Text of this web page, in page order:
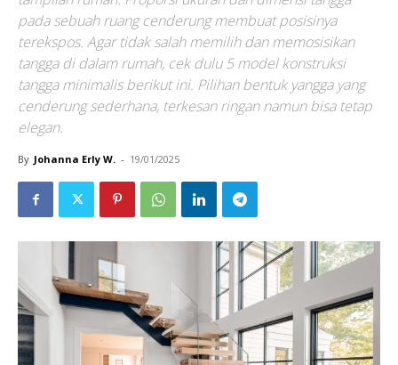
pada sebuah ruang cenderung membuat posisinya
terekspos. Agar tidak salah memilih dan memosisikan
tangga di dalam rumah, cek dulu 5 model konstruksi
tangga minimalis berikut ini. Pilihan bentuk yangga yang
cenderung sederhana, terkesan ringan namun bisa tetap
elegan.
By Johanna Erly W. - 19/01/2025